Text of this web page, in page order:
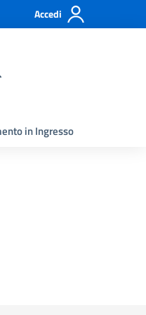
Accedi
in Ingresso